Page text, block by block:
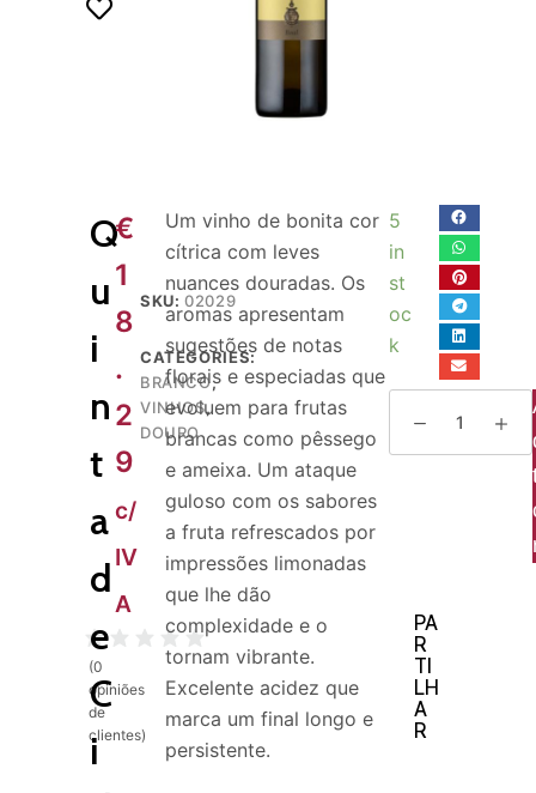
(0
opiniões
de
clientes)
Q
u
i
n
t
a
d
e
C
i
€
1
8
.
2
9
c/
IV
A
SKU:02029
CATEGORIES:
BRANCO,
VINHOS,
DOURO
Um vinho de bonita cor
cítrica com leves
nuances douradas. Os
aromas apresentam
sugestões de notas
florais e especiadas que
evoluem para frutas
brancas como pêssego
e ameixa. Um ataque
guloso com os sabores
a fruta refrescados por
impressões limonadas
que lhe dão
complexidade e o
tornam vibrante.
Excelente acidez que
marca um final longo e
persistente.
5
in
st
oc
k
PA
R
TI
LH
A
R